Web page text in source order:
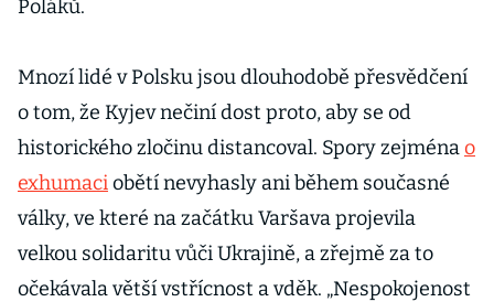
Poláků.
Mnozí lidé v Polsku jsou dlouhodobě přesvědčení
o tom, že Kyjev nečiní dost proto, aby se od
historického zločinu distancoval. Spory zejménao
exhumaciobětí nevyhasly ani během současné
války, ve které na začátku Varšava projevila
velkou solidaritu vůči Ukrajině, a zřejmě za to
očekávala větší vstřícnost a vděk. „Nespokojenost